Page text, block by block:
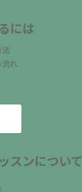
には
法
れ
スンについて